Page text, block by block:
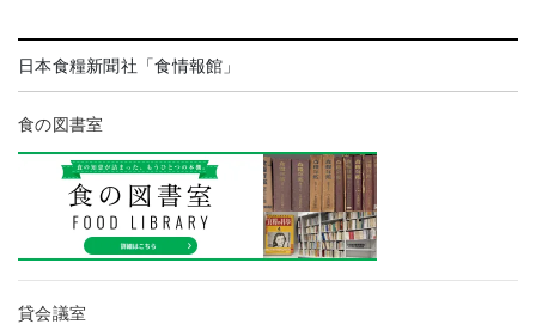
日本食糧新聞社「食情報館」
食の図書室
貸会議室